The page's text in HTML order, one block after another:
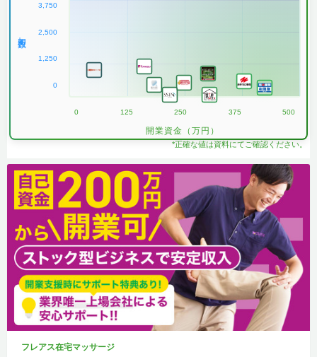
3,750
2,500
1,250
0
0 125 250 375 500
開業資金（万円）
*正確な値は資料にてご確認ください。
フレアス在宅マッサージ